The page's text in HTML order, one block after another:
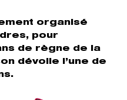
organisé
pour
de règne de la
dévoile l’une de